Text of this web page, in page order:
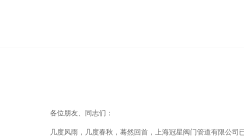
各位朋友、同志们：
几度风雨，几度春秋，蓦然回首，上海冠星阀门管道有限公司